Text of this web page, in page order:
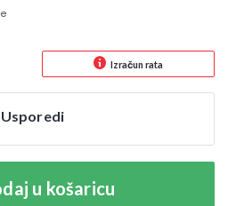
Izračun rata
Usporedi
u košaricu